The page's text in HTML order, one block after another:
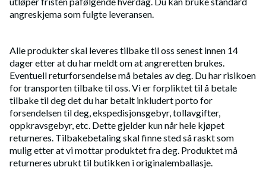
angreskjema som fulgte leveransen.
Alle produkter skal leveres tilbake til oss senest innen 14
dager etter at du har meldt om at angreretten brukes.
Eventuell returforsendelse må betales av deg. Du har risikoen
for transporten tilbake til oss. Vi er forpliktet til å betale
tilbake til deg det du har betalt inkludert porto for
forsendelsen til deg, ekspedisjonsgebyr, tollavgifter,
oppkravsgebyr, etc. Dette gjelder kun når hele kjøpet
returneres. Tilbakebetaling skal finne sted så raskt som
mulig etter at vi mottar produktet fra deg. Produktet må
returneres ubrukt til butikken i originalemballasje.